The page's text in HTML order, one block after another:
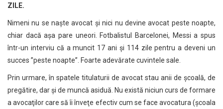
ZILE.
Nimeni nu se naşte avocat şi nici nu devine avocat peste noapte,
chiar dacă aşa pare uneori. Fotbalistul Barcelonei, Messi a spus
într-un interviu că a muncit 17 ani şi 114 zile pentru a deveni un
succes ”peste noapte”. Foarte adevărate cuvintele sale.
Prin urmare, în spatele titulaturii de avocat stau anii de şcoală, de
pregătire, dar şi de muncă asiduă. Nu există niciun curs de formare
a avocaţilor care să îi înveţe efectiv cum se face avocatura (şcoala